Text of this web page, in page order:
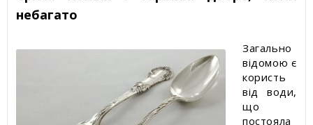
небагато
Загально
відомою є
користь
від води,
що
постояла